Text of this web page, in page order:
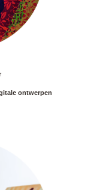
ontwerpen